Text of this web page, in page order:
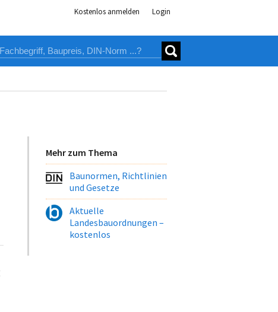
Kostenlos anmelden Login
Mehr zum Thema
Baunormen, Richtlinien
und Gesetze
Aktuelle
Landesbauordnungen –
kostenlos